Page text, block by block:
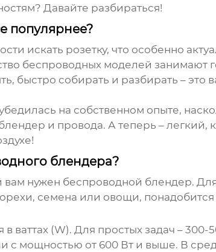
Давайте разбираться!
популярнее?
искать розетку, что особенно
беспроводных моделей занимают
быстро собирать и разбирать – это
на собственном опыте,
и провода. А теперь –
блендера?
вам нужен беспроводной блендер.
семена или овощи,
ваттах (W). Для простых задач – 300-
с мощностью от 600 Вт и выше. В